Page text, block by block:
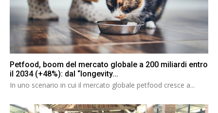
Petfood, boom del mercato globale a 200 miliardi entro
il 2034 (+48%): dal “longevity...
In uno scenario in cui il mercato globale petfood cresce a...